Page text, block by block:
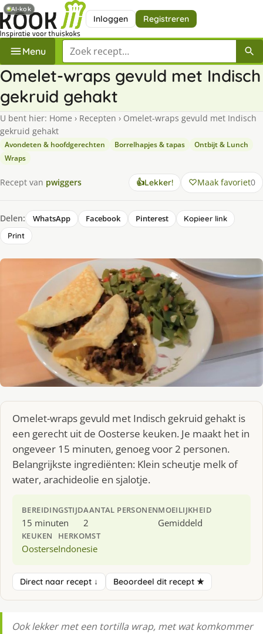
Inloggen Registreren
Menu Zoek een recept
Omelet-wraps gevuld met Indisch
gekruid gehakt
U bent hier: Home › Recepten › Omelet-wraps gevuld met Indisch
gekruid gehakt
Avondeten & hoofdgerechten Borrelhapjes & tapas
Ontbijt & Lunch
Wraps
Recept van pwiggers 👍Lekker! Maak favoriet0
Delen: WhatsApp Facebook Pinterest
Kopieer link
Print
Omelet-wraps gevuld met Indisch gekruid gehakt is
een gerecht uit de Oosterse keuken. Je maakt het in
ongeveer 15 minuten, genoeg voor 2 personen.
Belangrijkste ingrediënten: Klein scheutje melk of
water, arachideolie en sjalotje.
BEREIDINGSTIJD
15 minuten
AANTAL PERSONEN
2
MOEILIJKHEID
Gemiddeld
KEUKEN
Oosterse
HERKOMST
Indonesie
Direct naar recept ↓ Beoordeel dit recept ★
Ook lekker met een tortilla wrap, met wat komkommer
AI-kok